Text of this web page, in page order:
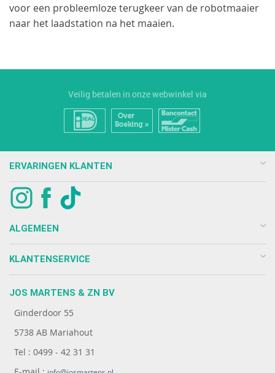
voor een probleemloze terugkeer van de robotmaaier
naar het laadstation na het maaien.
Veilig betalen in onze webwinkel via
ERVARINGEN KLANTEN
ALGEMEEN
KLANTENSERVICE
JOS MARTENS & ZN BV
Ginderdoor 55
5738 AB Mariahout
Tel : 0499 - 42 31 31